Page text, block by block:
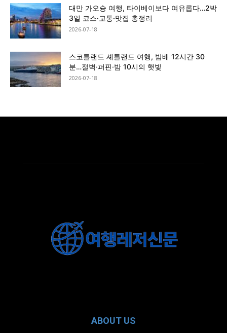
대만 가오슝 여행, 타이베이보다 여유롭다…2박
3일 코스·교통·맛집 총정리
2026-07-18
스코틀랜드 셰틀랜드 여행, 밤배 12시간 30
분…절벽·퍼핀·밤 10시의 햇빛
2026-07-18
ABOUT US